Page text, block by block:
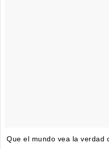
Que el mundo vea la verdad